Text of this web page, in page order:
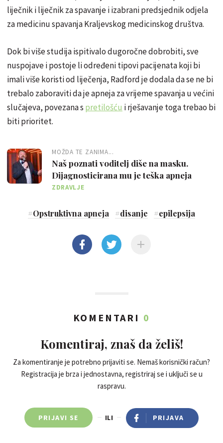
liječnik i liječnik za spavanje i izabrani predsjednik odjela
za medicinu spavanja Kraljevskog medicinskog društva.
Dok bi više studija ispitivalo dugoročne dobrobiti, sve
nuspojave i postoje li određeni tipovi pacijenata koji bi
imali više koristi od liječenja, Radford je dodala da se ne bi
trebalo zaboraviti da je apneja za vrijeme spavanja u većini
slučajeva, povezana s pretilošću i rješavanje toga trebao bi
biti prioritet.
MOŽDA TE ZANIMA...
Naš poznati voditelj diše na masku.
Dijagnosticirana mu je teška apneja
ZDRAVLJE
#Opstruktivna apneja #disanje #epilepsija
KOMENTARI 0
Komentiraj, znaš da želiš!
Za komentiranje je potrebno prijaviti se. Nemaš korisnički račun?
Registracija je brza i jednostavna, registriraj se i uključi se u
raspravu.
PRIJAVI SE ILI PRIJAVA